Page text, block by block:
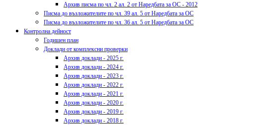
Архив писма по чл. 2 ал. 2 от Наредбата за ОС - 2012
Писма до възложителите по чл. 39 ал. 5 от Наредбата за ОС
Писма до възложителите по чл. 36 ал. 5 от Наредбата за ОС
Контролна дейност
Годишен план
Доклади от комплексни проверки
Архив доклади - 2025 г.
Архив доклади - 2024 г.
Архив доклади - 2023 г.
Архив доклади - 2022 г.
Архив доклади - 2021 г.
Архив доклади - 2020 г.
Архив доклади - 2019 г.
Архив доклади - 2018 г.